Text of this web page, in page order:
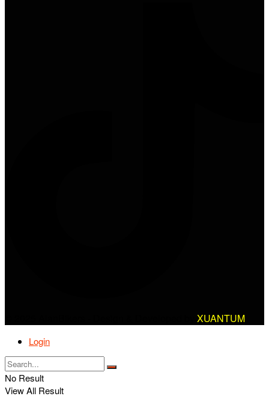
XUANTUM
Login
No Result
View All Result